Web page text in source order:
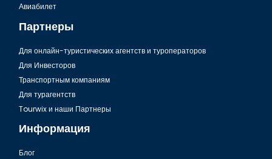
Авиабилет
Партнеры
Для онлайн-туристических агентств и туроператоров
Для Инвесторов
Транспортным компаниям
Для турагентств
Tourwix и наши Партнеры
Информация
Блог